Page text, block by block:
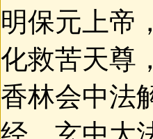
明保元上帝
化救苦天尊
香林会中法